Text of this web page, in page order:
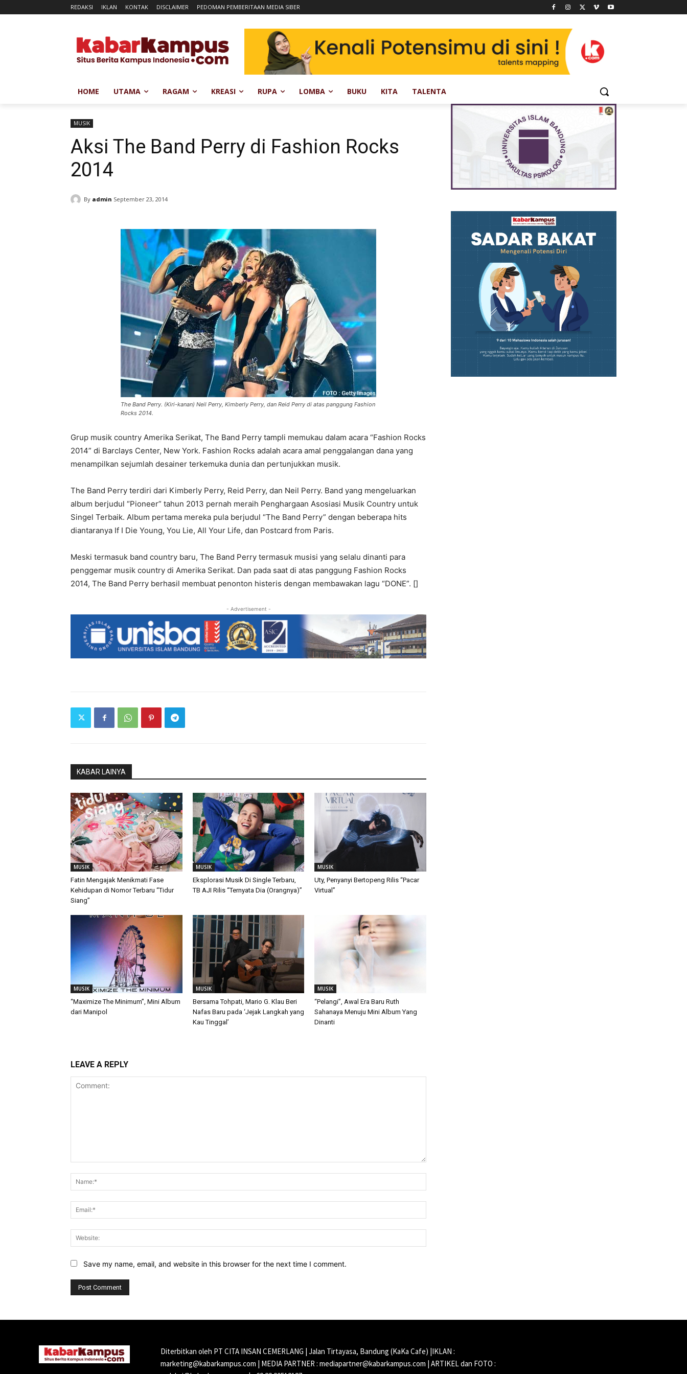
REDAKSI IKLAN KONTAK DISCLAIMER PEDOMAN PEMBERITAAN MEDIA SIBER
HOME UTAMA RAGAM KREASI RUPA LOMBA BUKU KITA TALENTA
MUSIK
Aksi The Band Perry di Fashion Rocks
2014
By admin September 23, 2014
The Band Perry. (Kiri-kanan) Neil Perry, Kimberly Perry, dan Reid Perry di atas panggung Fashion
Rocks 2014.
Grup musik country Amerika Serikat, The Band Perry tampli memukau dalam acara “Fashion Rocks
2014” di Barclays Center, New York. Fashion Rocks adalah acara amal penggalangan dana yang
menampilkan sejumlah desainer terkemuka dunia dan pertunjukkan musik.
The Band Perry terdiri dari Kimberly Perry, Reid Perry, dan Neil Perry. Band yang mengeluarkan
album berjudul “Pioneer” tahun 2013 pernah meraih Penghargaan Asosiasi Musik Country untuk
Singel Terbaik. Album pertama mereka pula berjudul “The Band Perry” dengan beberapa hits
diantaranya If I Die Young, You Lie, All Your Life, dan Postcard from Paris.
Meski termasuk band country baru, The Band Perry termasuk musisi yang selalu dinanti para
penggemar musik country di Amerika Serikat. Dan pada saat di atas panggung Fashion Rocks
2014, The Band Perry berhasil membuat penonton histeris dengan membawakan lagu “DONE”. []
- Advertisement -
KABAR LAINYA
MUSIK
Fatin Mengajak Menikmati Fase
Kehidupan di Nomor Terbaru “Tidur
Siang”
MUSIK
Eksplorasi Musik Di Single Terbaru,
TB AJI Rilis “Ternyata Dia (Orangnya)”
MUSIK
Uty, Penyanyi Bertopeng Rilis “Pacar
Virtual”
MUSIK
“Maximize The Minimum”, Mini Album
dari Manipol
MUSIK
Bersama Tohpati, Mario G. Klau Beri
Nafas Baru pada ‘Jejak Langkah yang
Kau Tinggal’
MUSIK
“Pelangi”, Awal Era Baru Ruth
Sahanaya Menuju Mini Album Yang
Dinanti
LEAVE A REPLY
Save my name, email, and website in this browser for the next time I comment.
Diterbitkan oleh PT CITA INSAN CEMERLANG | Jalan Tirtayasa, Bandung (KaKa Cafe) |IKLAN :
marketing@kabarkampus.com | MEDIA PARTNER : mediapartner@kabarkampus.com | ARTIKEL dan FOTO :